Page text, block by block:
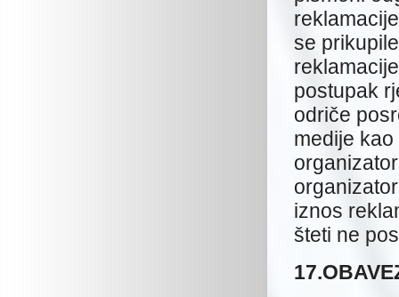
se
postupak
odriče
medije
iznos
šteti ne